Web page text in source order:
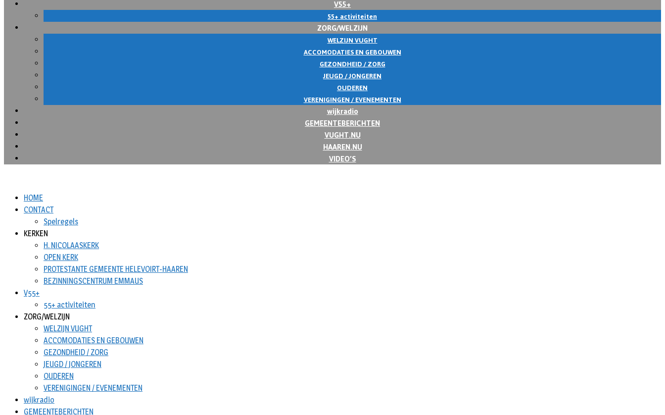
V55+
55+ activiteiten
ZORG/WELZIJN
WELZIJN VUGHT
ACCOMODATIES EN GEBOUWEN
GEZONDHEID / ZORG
JEUGD / JONGEREN
OUDEREN
VERENIGINGEN / EVENEMENTEN
wijkradio
GEMEENTEBERICHTEN
VUGHT.NU
HAAREN.NU
VIDEO’S
HOME
CONTACT
Spelregels
KERKEN
H. NICOLAASKERK
OPEN KERK
PROTESTANTE GEMEENTE HELEVOIRT-HAAREN
BEZINNINGSCENTRUM EMMAUS
V55+
55+ activiteiten
ZORG/WELZIJN
WELZIJN VUGHT
ACCOMODATIES EN GEBOUWEN
GEZONDHEID / ZORG
JEUGD / JONGEREN
OUDEREN
VERENIGINGEN / EVENEMENTEN
wijkradio
GEMEENTEBERICHTEN